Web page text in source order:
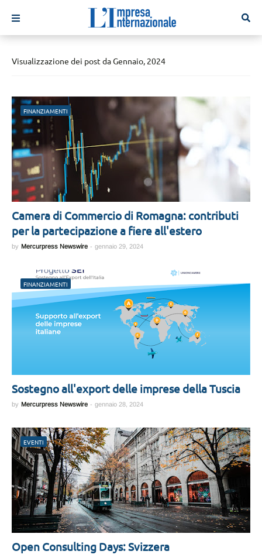
Visualizzazione dei post da Gennaio, 2024
FINANZIAMENTI
Camera di Commercio di Romagna: contributi
per la partecipazione a fiere all'estero
by Mercurpress Newswire - gennaio 29, 2024
FINANZIAMENTI
Sostegno all'export delle imprese della Tuscia
by Mercurpress Newswire - gennaio 28, 2024
EVENTI
Open Consulting Days: Svizzera